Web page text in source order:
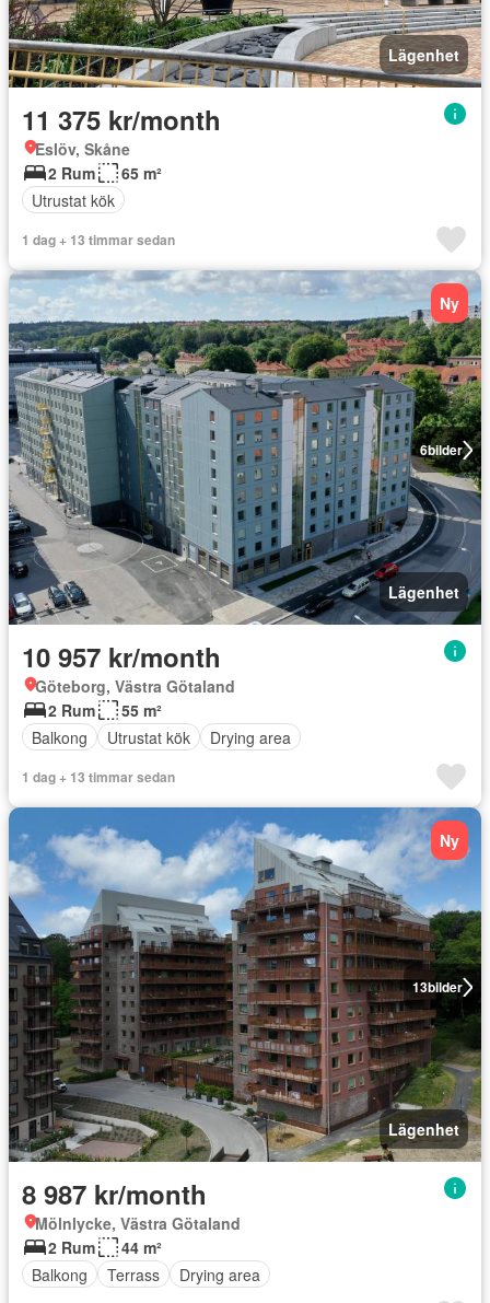
Lägenhet
11 375 kr/month
Eslöv, Skåne
2 Rum
65 m²
Utrustat kök
1 dag + 13 timmar sedan
6bilder
Ny
Lägenhet
10 957 kr/month
Göteborg, Västra Götaland
2 Rum
55 m²
Balkong
Utrustat kök Drying area
1 dag + 13 timmar sedan
13bilder
Ny
Lägenhet
8 987 kr/month
Mölnlycke, Västra Götaland
2 Rum
44 m²
Balkong
Terrass Drying area